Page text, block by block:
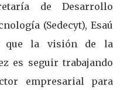
de Desarrollo
(Sedecyt), Esaú
que la visión de la
es seguir trabajando
empresarial para